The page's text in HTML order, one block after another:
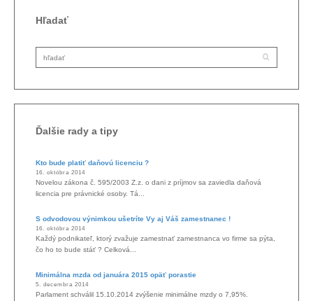
Hľadať
Ďalšie rady a tipy
Kto bude platiť daňovú licenciu ?
16. októbra 2014
Novelou zákona č. 595/2003 Z.z. o dani z príjmov sa zaviedla daňová
licencia pre právnické osoby. Tá...
S odvodovou výnimkou ušetríte Vy aj Váš zamestnanec !
16. októbra 2014
Každý podnikateľ, ktorý zvažuje zamestnať zamestnanca vo firme sa pýta,
čo ho to bude stáť ? Celková...
Minimálna mzda od januára 2015 opäť porastie
5. decembra 2014
Parlament schválil 15.10.2014 zvýšenie minimálne mzdy o 7,95%.